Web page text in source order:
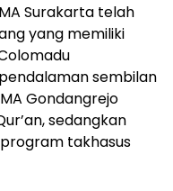
Surakarta telah
yang memiliki
sembilan
Gondangrejo
sedangkan
takhasus